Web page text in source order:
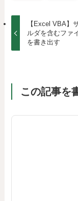
【Excel VBA】
ルダを含むファ
を書き出す
この記事を